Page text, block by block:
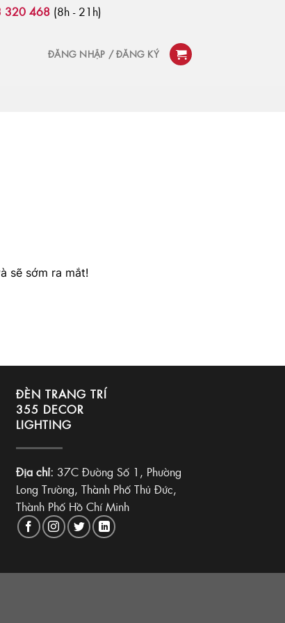
320 468 (8h - 21h)
ĐĂNG NHẬP / ĐĂNG KÝ
sẽ sớm ra mắt!
ĐÈN TRANG TRÍ
355 DECOR
LIGHTING
Địa chỉ: 37C Đường Số 1, Phường
Long Trường, Thành Phố Thủ Đức,
Thành Phố Hồ Chí Minh